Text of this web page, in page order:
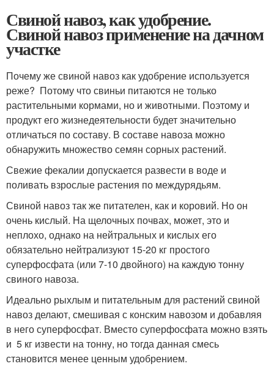
Свиной навоз, как удобрение.
Свиной навоз применение на дачном
участке
Почему же свиной навоз как удобрение используется
реже? Потому что свиньи питаются не только
растительными кормами, но и животными. Поэтому и
продукт его жизнедеятельности будет значительно
отличаться по составу. В составе навоза можно
обнаружить множество семян сорных растений.
Свежие фекалии допускается развести в воде и
поливать взрослые растения по междурядьям.
Свиной навоз так же питателен, как и коровий. Но он
очень кислый. На щелочных почвах, может, это и
неплохо, однако на нейтральных и кислых его
обязательно нейтрализуют 15-20 кг простого
суперфосфата (или 7-10 двойного) на каждую тонну
свиного навоза.
Идеально рыхлым и питательным для растений свиной
навоз делают, смешивая с конским навозом и добавляя
в него суперфосфат. Вместо суперфосфата можно взять
и 5 кг извести на тонну, но тогда данная смесь
становится менее ценным удобрением.